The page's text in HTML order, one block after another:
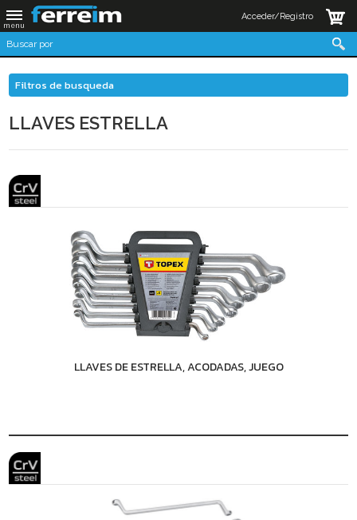
Acceder/Registro
Filtros de busqueda
LLAVES ESTRELLA
LLAVES DE ESTRELLA, ACODADAS, JUEGO